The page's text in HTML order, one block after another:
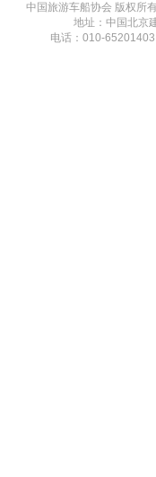
中国旅游车船协会 版权所
地址：中国北京
电话：010-